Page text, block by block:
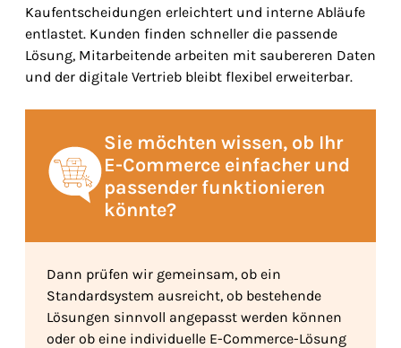
Kaufentscheidungen erleichtert und interne Abläufe
entlastet. Kunden finden schneller die passende
Lösung, Mitarbeitende arbeiten mit saubereren Daten
und der digitale Vertrieb bleibt flexibel erweiterbar.
Sie möchten wissen, ob Ihr
E-Commerce einfacher und
passender funktionieren
könnte?
Dann prüfen wir gemeinsam, ob ein
Standardsystem ausreicht, ob bestehende
Lösungen sinnvoll angepasst werden können
oder ob eine individuelle E-Commerce-Lösung